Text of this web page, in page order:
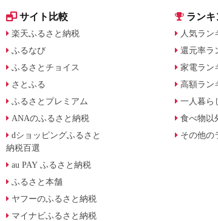
サイト比較
楽天ふるさと納税
ふるなび
ふるさとチョイス
さとふる
ふるさとプレミアム
ANAのふるさと納税
dショッピングふるさと
納税百選
au PAY ふるさと納税
ふるさと本舗
ヤフーのふるさと納税
マイナビふるさと納税
ラン
人気ラン
還元率ラ
家電ラン
高額ラン
一人暮ら
食べ物以
その他の